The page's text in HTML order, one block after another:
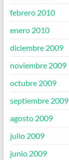
febrero 2010
enero 2010
diciembre 2009
noviembre 2009
octubre 2009
septiembre 2009
agosto 2009
julio 2009
junio 2009